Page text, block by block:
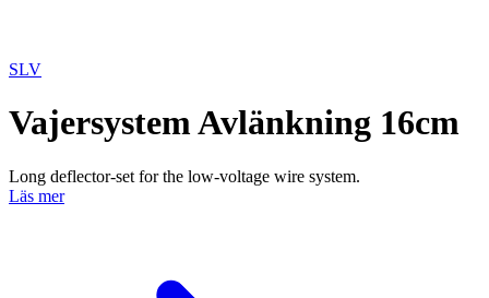
SLV
Vajersystem Avlänkning 16cm
Long deflector-set for the low-voltage wire system.
Läs mer